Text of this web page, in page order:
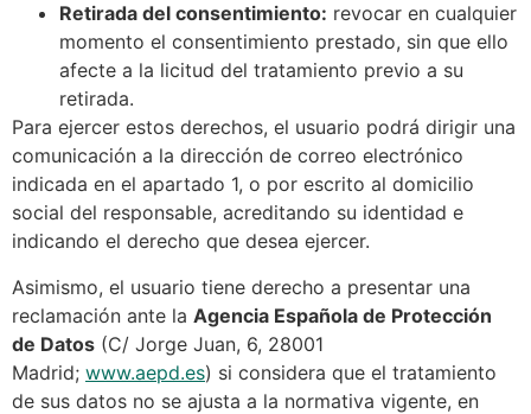
Retirada del consentimiento: revocar en cualquier
momento el consentimiento prestado, sin que ello
afecte a la licitud del tratamiento previo a su
retirada.
Para ejercer estos derechos, el usuario podrá dirigir una
comunicación a la dirección de correo electrónico
indicada en el apartado 1, o por escrito al domicilio
social del responsable, acreditando su identidad e
indicando el derecho que desea ejercer.
Asimismo, el usuario tiene derecho a presentar una
reclamación ante la Agencia Española de Protección
de Datos (C/ Jorge Juan, 6, 28001
Madrid; www.aepd.es) si considera que el tratamiento
de sus datos no se ajusta a la normativa vigente, en